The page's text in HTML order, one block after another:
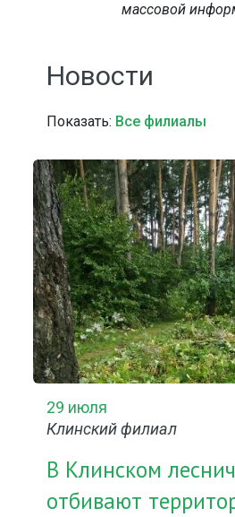
массовой
Новости
Показать: Все филиалы
29 июля
Клинский филиал
В Клинском
отбивают